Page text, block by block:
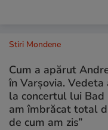
Stiri Mondene
Cum a apărut
în Varșovia.
la concertul lui Bad
am îmbrăcat total
de cum am zis”